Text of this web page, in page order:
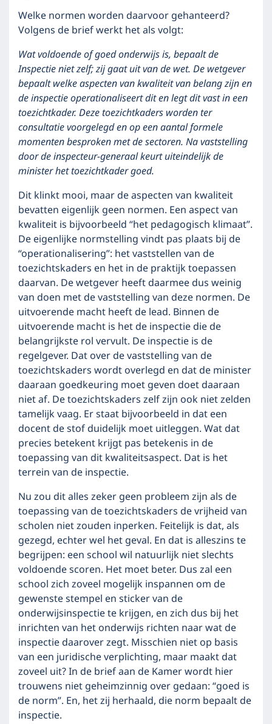
Welke normen worden daarvoor gehanteerd?
Volgens de brief werkt het als volgt:
Wat voldoende of goed onderwijs is, bepaalt de
Inspectie niet zelf; zij gaat uit van de wet. De wetgever
bepaalt welke aspecten van kwaliteit van belang zijn en
de inspectie operationaliseert dit en legt dit vast in een
toezichtkader. Deze toezichtkaders worden ter
consultatie voorgelegd en op een aantal formele
momenten besproken met de sectoren. Na vaststelling
door de inspecteur-generaal keurt uiteindelijk de
minister het toezichtkader goed.
Dit klinkt mooi, maar de aspecten van kwaliteit
bevatten eigenlijk geen normen. Een aspect van
kwaliteit is bijvoorbeeld “het pedagogisch klimaat”.
De eigenlijke normstelling vindt pas plaats bij de
“operationalisering”: het vaststellen van de
toezichtskaders en het in de praktijk toepassen
daarvan. De wetgever heeft daarmee dus weinig
van doen met de vaststelling van deze normen. De
uitvoerende macht heeft de lead. Binnen de
uitvoerende macht is het de inspectie die de
belangrijkste rol vervult. De inspectie is de
regelgever. Dat over de vaststelling van de
toezichtskaders wordt overlegd en dat de minister
daaraan goedkeuring moet geven doet daaraan
niet af. De toezichtskaders zelf zijn ook niet zelden
tamelijk vaag. Er staat bijvoorbeeld in dat een
docent de stof duidelijk moet uitleggen. Wat dat
precies betekent krijgt pas betekenis in de
toepassing van dit kwaliteitsaspect. Dat is het
terrein van de inspectie.
Nu zou dit alles zeker geen probleem zijn als de
toepassing van de toezichtskaders de vrijheid van
scholen niet zouden inperken. Feitelijk is dat, als
gezegd, echter wel het geval. En dat is alleszins te
begrijpen: een school wil natuurlijk niet slechts
voldoende scoren. Het moet beter. Dus zal een
school zich zoveel mogelijk inspannen om de
gewenste stempel en sticker van de
onderwijsinspectie te krijgen, en zich dus bij het
inrichten van het onderwijs richten naar wat de
inspectie daarover zegt. Misschien niet op basis
van een juridische verplichting, maar maakt dat
zoveel uit? In de brief aan de Kamer wordt hier
trouwens niet geheimzinnig over gedaan: “goed is
de norm”. En, het zij herhaald, die norm bepaalt de
inspectie.